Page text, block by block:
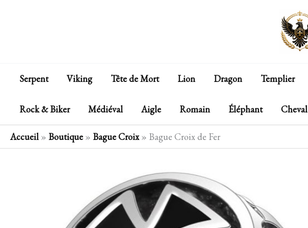
Serpent Viking Tête de Mort Lion Dragon Templier
Rock & Biker Médiéval Aigle Romain Éléphant Cheval
Accueil » Boutique » Bague Croix» Bague Croix de Fer